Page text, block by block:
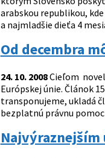
arabskou republikou,
a najmladšie dieťa 4
Od decembra
24. 10. 2008Cieľom
Európskej únie. Článok
transponujeme, ukladá
bezplatnú právnu
Najvýraznejším